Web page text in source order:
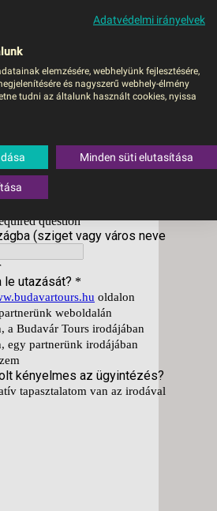
MENÜ
Tours
Adatvédelmi irányelvek
elemzésére, webhelyünk fejlesztésére,
és nagyszerű webhely-élmény
tudni az általunk használt cookies, nyissa
Minden süti elutasítása